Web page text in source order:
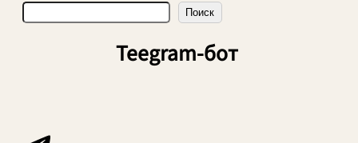
П
о
и
с
Поиск
Teegram-бот